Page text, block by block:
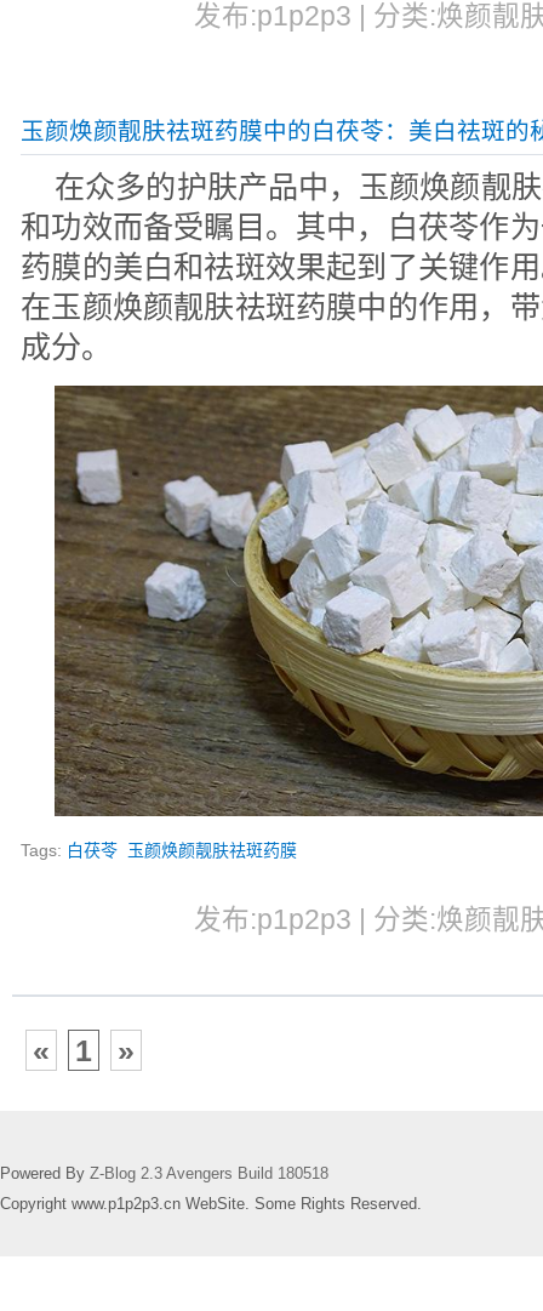
发布:p1p2p3 | 分类:焕颜靓
玉颜焕颜靓肤祛斑药膜中的白茯苓：美白祛斑的
在众多的护肤产品中，玉颜焕颜靓
和功效而备受瞩目。其中，白茯苓作
药膜的美白和祛斑效果起到了关键作
在玉颜焕颜靓肤祛斑药膜中的作用，
成分。
Tags: 白茯苓 玉颜焕颜靓肤祛斑药膜
发布:p1p2p3 | 分类:焕颜靓
« 1 »
Powered By Z-Blog 2.3 Avengers Build 180518
Copyright www.p1p2p3.cn WebSite. Some Rights Reserved.